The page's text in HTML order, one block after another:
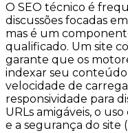
O SEO técnico é
discussões focadas
mas é um
qualificado. Um site
garante que os
indexar seu
velocidade de
responsividade para
URLs amigáveis, o
e a segurança do site